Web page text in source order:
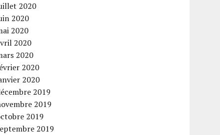
2020
2020
2020
2020
2020
2020
2020
2019
2019
2019
2019